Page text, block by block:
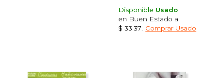
Disponible Usado
en Buen Estado a
$ 33.37
Comprar Usado